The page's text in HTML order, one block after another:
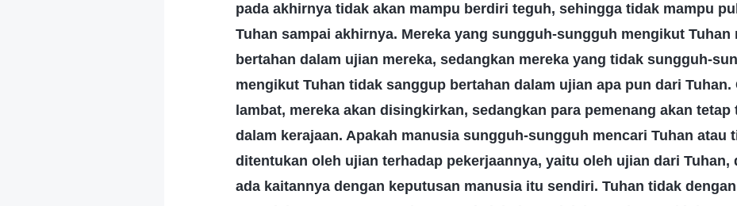
pada akhirnya tidak akan mampu berdiri teguh, sehingga tidak mampu
Tuhan sampai akhirnya. Mereka yang sungguh-sungguh mengikut Tuhan
bertahan dalam ujian mereka, sedangkan mereka yang tidak sungguh-
mengikut Tuhan tidak sanggup bertahan dalam ujian apa pun dari Tuhan.
lambat, mereka akan disingkirkan, sedangkan para pemenang akan tetap
dalam kerajaan. Apakah manusia sungguh-sungguh mencari Tuhan atau
ditentukan oleh ujian terhadap pekerjaannya, yaitu oleh ujian dari Tuhan,
ada kaitannya dengan keputusan manusia itu sendiri. Tuhan tidak